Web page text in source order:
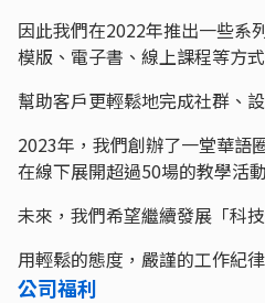
因此我們在2022年推出一些系
模版、電子書、線上課程等方式
幫助客戶更輕鬆地完成社群、
2023年，我們創辦了一堂華語
在線下展開超過50場的教學活
未來，我們希望繼續發展「科
用輕鬆的態度，嚴謹的工作紀
公司福利